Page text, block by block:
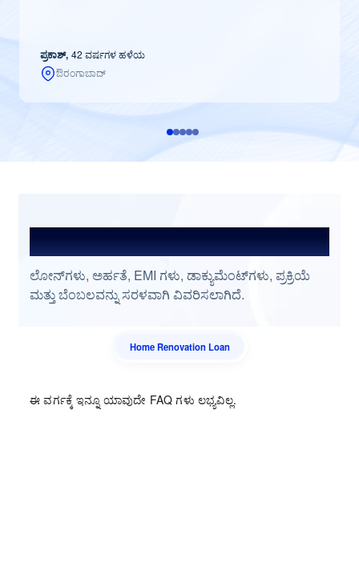
ಪ್ರಕಾಶ್, 42 ವರ್ಷಗಳ ಹಳೆಯ
ಔರಂಗಾಬಾದ್
ಆಗಾಗ್ಗೆ ಕೇಳುವ ಪ್ರಶ್ನೆಗಳು
ಲೋನ್‌ಗಳು, ಅರ್ಹತೆ, EMI ಗಳು, ಡಾಕ್ಯುಮೆಂಟ್‌ಗಳು, ಪ್ರಕ್ರಿಯೆ
ಮತ್ತು ಬೆಂಬಲವನ್ನು ಸರಳವಾಗಿ ವಿವರಿಸಲಾಗಿದೆ.
Home Renovation Loan
ಈ ವರ್ಗಕ್ಕೆ ಇನ್ನೂ ಯಾವುದೇ FAQ ಗಳು ಲಭ್ಯವಿಲ್ಲ.